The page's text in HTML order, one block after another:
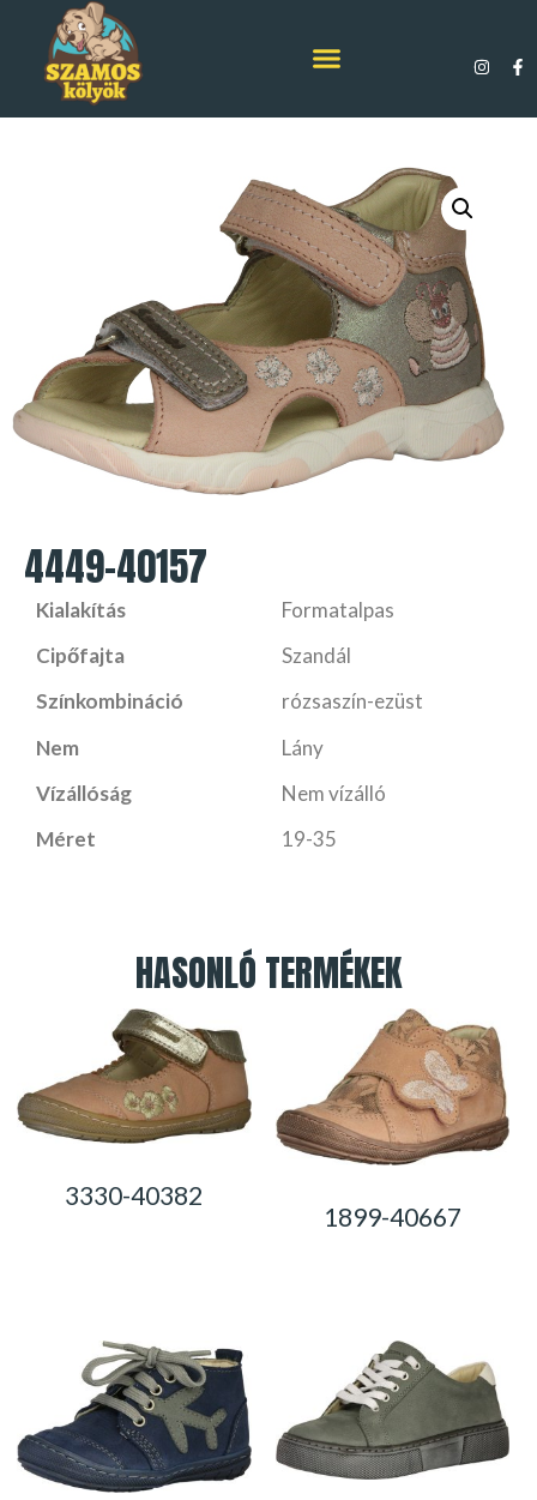
4449-40157
Kialakítás
Formatalpas
Cipőfajta
Szandál
Színkombináció
rózsaszín-ezüst
Nem
Lány
Vízállóság
Nem vízálló
Méret
19-35
HASONLÓ TERMÉKEK
3330-40382
1899-40667